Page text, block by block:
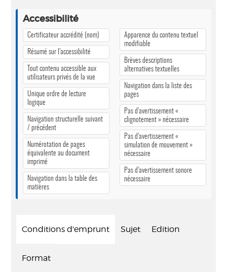
Accessibilité
Certificateur accrédité (nom)
Résumé sur l’accessibilité
Tout contenu accessible aux
utilisateurs privés de la vue
Unique ordre de lecture
logique
Navigation structurelle suivant
/ précédent
Numérotation de pages
équivalente au document
imprimé
Navigation dans la table des
matières
Apparence du contenu textuel
modifiable
Brèves descriptions
alternatives textuelles
Navigation dans la liste des
pages
Pas d’avertissement «
clignotement » nécessaire
Pas d’avertissement «
simulation de mouvement »
nécessaire
Pas d’avertissement sonore
nécessaire
Conditions d'emprunt Sujet Edition
Format